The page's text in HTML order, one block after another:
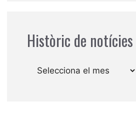
Històric de notícies
Arxius